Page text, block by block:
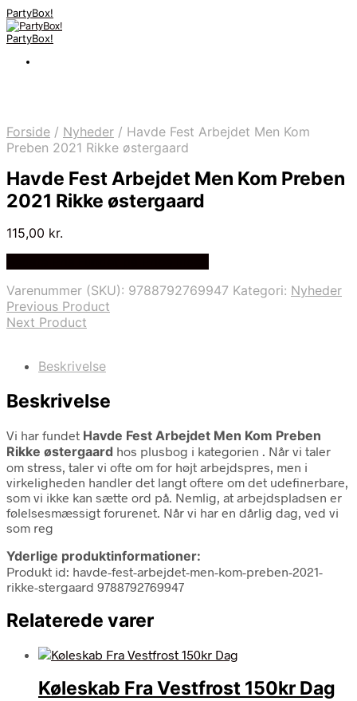
PartyBox!
PartyBox!
Forside / Nyheder / Havde Fest Arbejdet Men Kom
Preben 2021 Rikke østergaard
Havde Fest Arbejdet Men Kom Preben
2021 Rikke østergaard
115,00 kr.
Varenummer (SKU): 9788792769947 Kategori: Nyheder
Previous Product
Next Product
Beskrivelse
Beskrivelse
Vi har fundet Havde Fest Arbejdet Men Kom Preben
Rikke østergaard hos plusbog i kategorien . Når vi taler
om stress, taler vi ofte om for højt arbejdspres, men i
virkeligheden handler det langt oftere om det udefinerbare,
som vi ikke kan sætte ord på. Nemlig, at arbejdspladsen er
følelsesmæssigt forurenet. Når vi har en dårlig dag, ved vi
som reg
Yderlige produktinformationer:
Produkt id: havde-fest-arbejdet-men-kom-preben-2021-
rikke-stergaard 9788792769947
Relaterede varer
Køleskab Fra Vestfrost 150kr Dag